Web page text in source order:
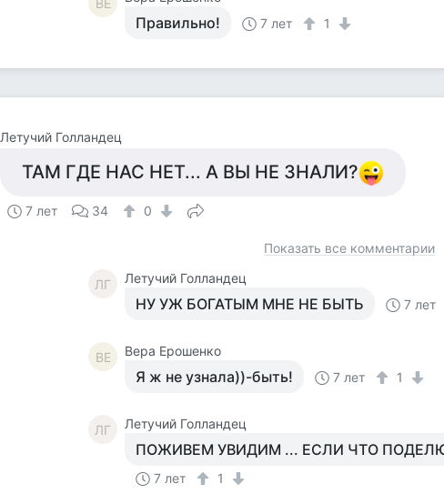
ВЕ
Правильно! 7 лет 1
Летучий Голландец
ТАМ ГДЕ НАС НЕТ... А ВЫ НЕ ЗНАЛИ?
7 лет 34 0
Показать все комментарии
ЛГ Летучий Голландец
НУ УЖ БОГАТЫМ МНЕ НЕ БЫТЬ 7 лет
ВЕ Вера Ерошенко
Я ж не узнала))-быть! 7 лет 1
ЛГ Летучий Голландец
ПОЖИВЕМ УВИДИМ ... ЕСЛИ ЧТО
7 лет 1